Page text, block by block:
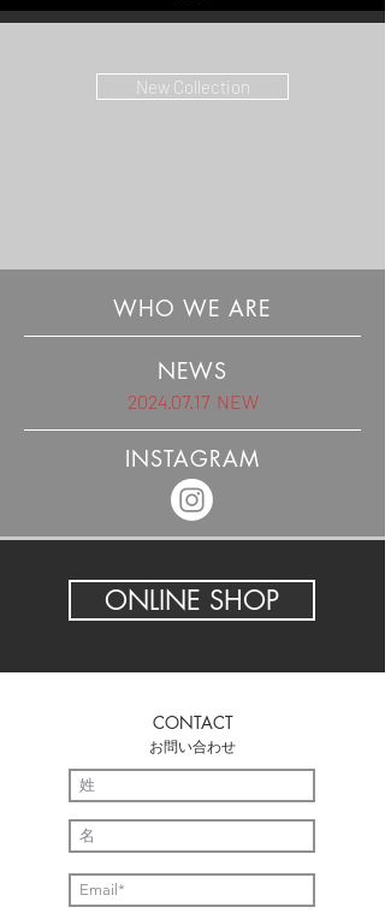
New Collection
WHO WE ARE
NEWS
2024.07.17 NEW
INSTAGRAM
ONLINE SHOP
CONTACT
お問い合わせ